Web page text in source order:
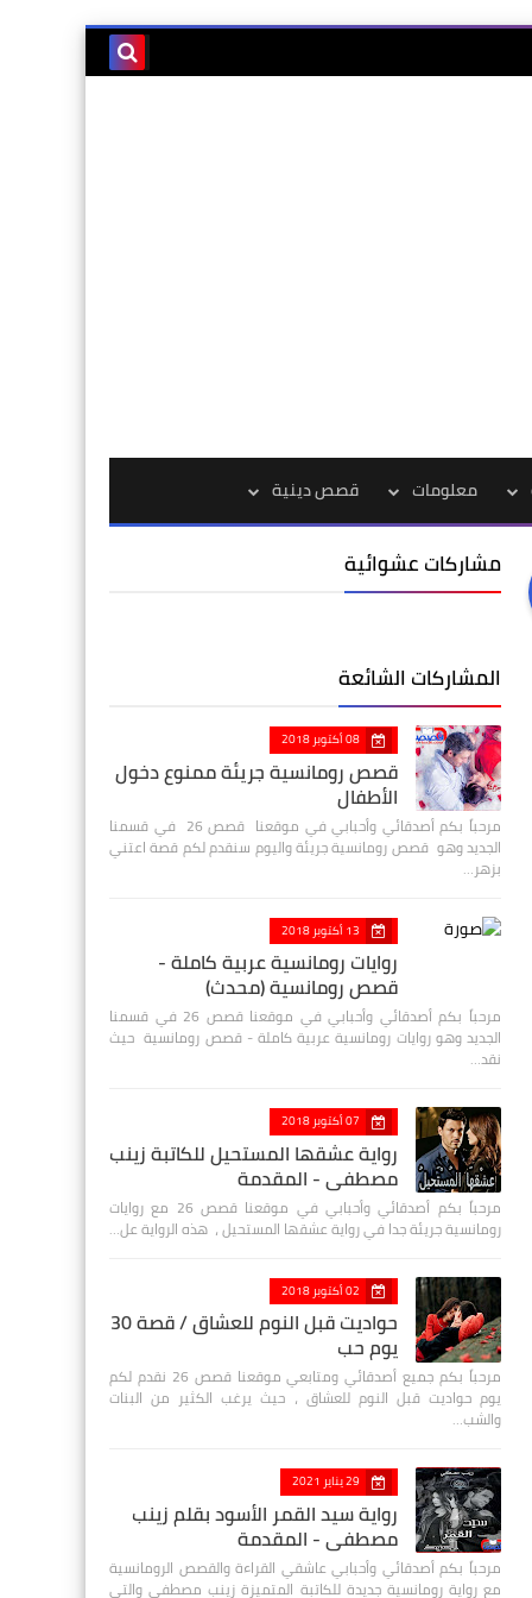
معلومات قصص دينية
مشاركات عشوائية
المشاركات الشائعة
08 أكتوبر 2018
قصص رومانسية جريئة ممنوع دخول
الأطفال
مرحباً بكم أصدقائي وأحبابي في موقعنا قصص 26 في قسمنا
الجديد وهو قصص رومانسية جريئة واليوم سنقدم لكم قصة اعتني
بزهر…
13 أكتوبر 2018
روايات رومانسية عربية كاملة -
قصص رومانسية (محدث)
مرحباً بكم أصدقائي وأحبابي في موقعنا قصص 26 في قسمنا
الجديد وهو روايات رومانسية عربية كاملة - قصص رومانسية حيث
نقد…
07 أكتوبر 2018
رواية عشقها المستحيل للكاتبة زينب
مصطفي - المقدمة
مرحباً بكم أصدقائي وأحبابي في موقعنا قصص 26 مع روايات
رومانسية جريئة جدا في رواية عشقها المستحيل ، هذه الرواية عل…
02 أكتوبر 2018
حواديت قبل النوم للعشاق / قصة 30
يوم حب
مرحباً بكم جميع أصدقائي ومتابعي موقعنا قصص 26 نقدم لكم
يوم حواديت قبل النوم للعشاق ، حيث يرغب الكثير من البنات
والشب…
29 يناير 2021
رواية سيد القمر الأسود بقلم زينب
مصطفي - المقدمة
مرحباً بكم أصدقائي وأحبابي عاشقي القراءة والقصص الرومانسية
مع رواية رومانسية جديدة للكاتبة المتميزة زينب مصطفى والتي